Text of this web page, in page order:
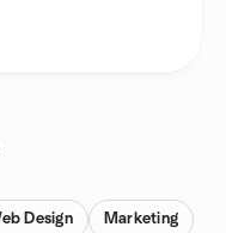
Design Marketing